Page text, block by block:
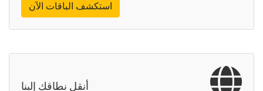
استكشف الباقات الآن
أنقل نطاقك إلينا